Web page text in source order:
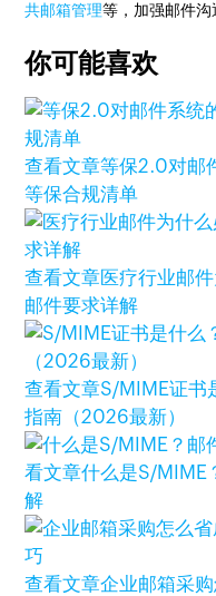
共邮箱管理等，加强邮件沟
你可能喜欢
查看文章等保2.0对邮
等保合规清单
查看文章医疗行业邮
邮件要求详解
查看文章S/MIME证书
指南（2026最新）
看文章什么是S/MIME
解
查看文章企业邮箱采